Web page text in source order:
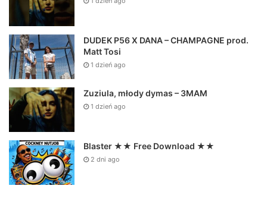
DUDEK P56 X DANA – CHAMPAGNE prod.
Matt Tosi
1 dzień ago
Zuziula, młody dymas – 3MAM
1 dzień ago
Blaster ★★ Free Download ★★
2 dni ago